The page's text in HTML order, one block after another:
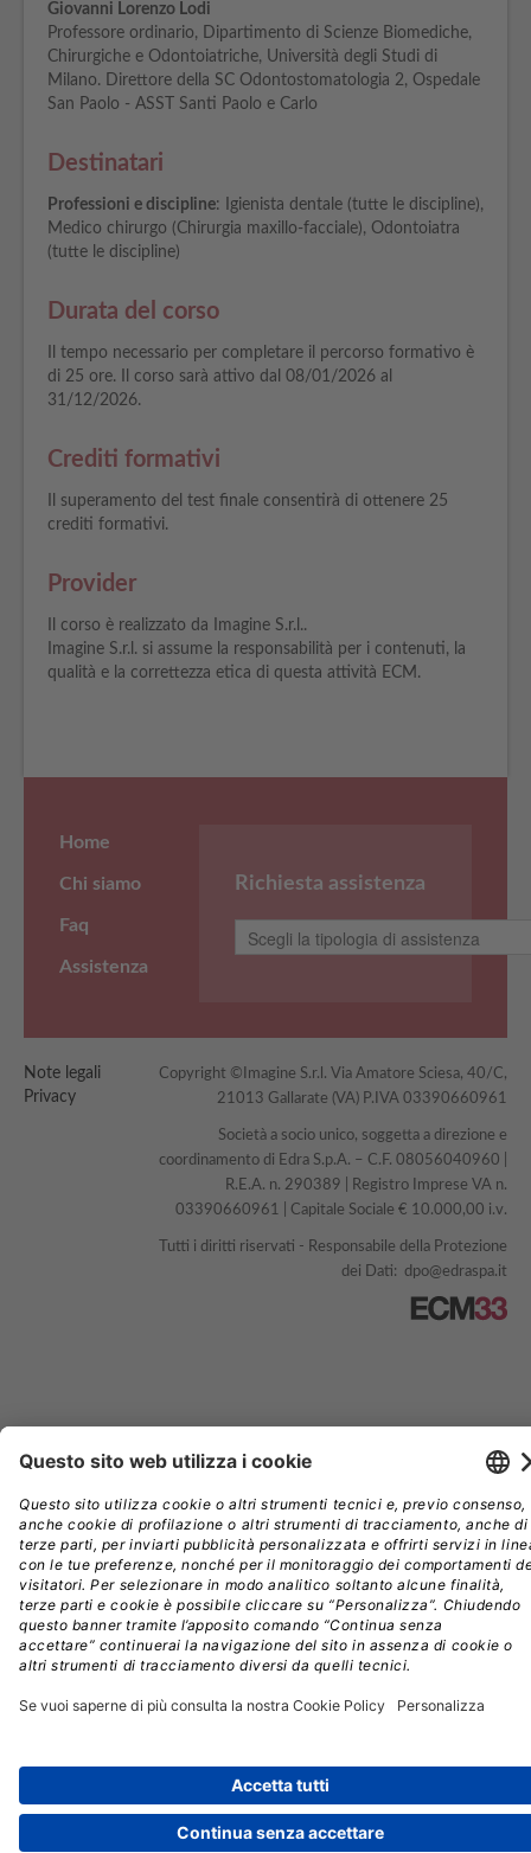
Giovanni Lorenzo Lodi
Professore ordinario, Dipartimento di Scienze Biomediche,
Chirurgiche e Odontoiatriche, Università degli Studi di
Milano. Direttore della SC Odontostomatologia 2, Ospedale
San Paolo - ASST Santi Paolo e Carlo
Destinatari
Professioni e discipline: Igienista dentale (tutte le discipline),
Medico chirurgo (Chirurgia maxillo-facciale), Odontoiatra
(tutte le discipline)
Durata del corso
Il tempo necessario per completare il percorso formativo è
di 25 ore. Il corso sarà attivo dal 08/01/2026 al
31/12/2026.
Crediti formativi
Il superamento del test finale consentirà di ottenere 25
crediti formativi.
Provider
Il corso è realizzato da Imagine S.r.l..
Imagine S.r.l. si assume la responsabilità per i contenuti, la
qualità e la correttezza etica di questa attività ECM.
Home
Chi siamo
Faq
Assistenza
Richiesta assistenza
Note legali
Privacy
Copyright ©Imagine S.r.l. Via Amatore Sciesa, 40/C,
21013 Gallarate (VA) P.IVA 03390660961
Società a socio unico, soggetta a direzione e
coordinamento di Edra S.p.A. – C.F. 08056040960 |
R.E.A. n. 290389 | Registro Imprese VA n.
03390660961 | Capitale Sociale € 10.000,00 i.v.
Tutti i diritti riservati - Responsabile della Protezione
dei Dati: dpo@edraspa.it